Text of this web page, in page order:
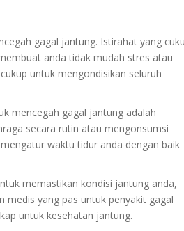
gagal jantung. Istirahat yang
anda tidak mudah stres atau
untuk mengondisikan seluruh
mencegah gagal jantung adalah
secara rutin atau mengonsumsi
waktu tidur anda dengan baik
memastikan kondisi jantung anda,
medis yang pas untuk penyakit gagal
untuk kesehatan jantung.